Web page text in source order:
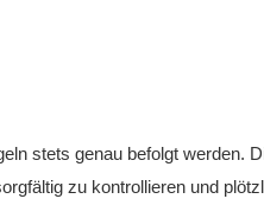
stets genau befolgt werden.
zu kontrollieren und